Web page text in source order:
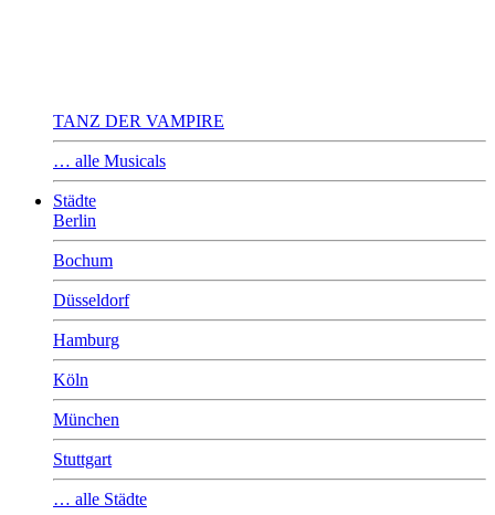
TANZ DER VAMPIRE
… alle Musicals
Städte
Berlin
Bochum
Düsseldorf
Hamburg
Köln
München
Stuttgart
… alle Städte